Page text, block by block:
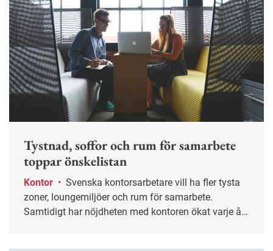
Tystnad, soffor och rum för samarbete
toppar önskelistan
Kontor •
zoner, loungemiljöer och rum för samarbete.
Samtidigt har nöjdheten med kontoren ökat varje år